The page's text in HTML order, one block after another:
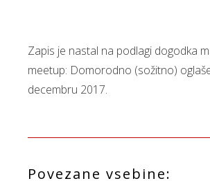
Zapis je nastal na podlagi dogodka
meetup: Domorodno (sožitno)
decembru 2017.
Povezane vsebine: